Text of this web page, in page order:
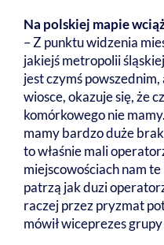
Na polskiej mapie
– Z punktu widzenia
jakiejś metropolii
jest czymś
wiosce, okazuje się, że
komórkowego nie
mamy bardzo duże
to właśnie mali
miejscowościach nam
patrzą jak duzi
raczej przez pryzmat
mówił wiceprezes